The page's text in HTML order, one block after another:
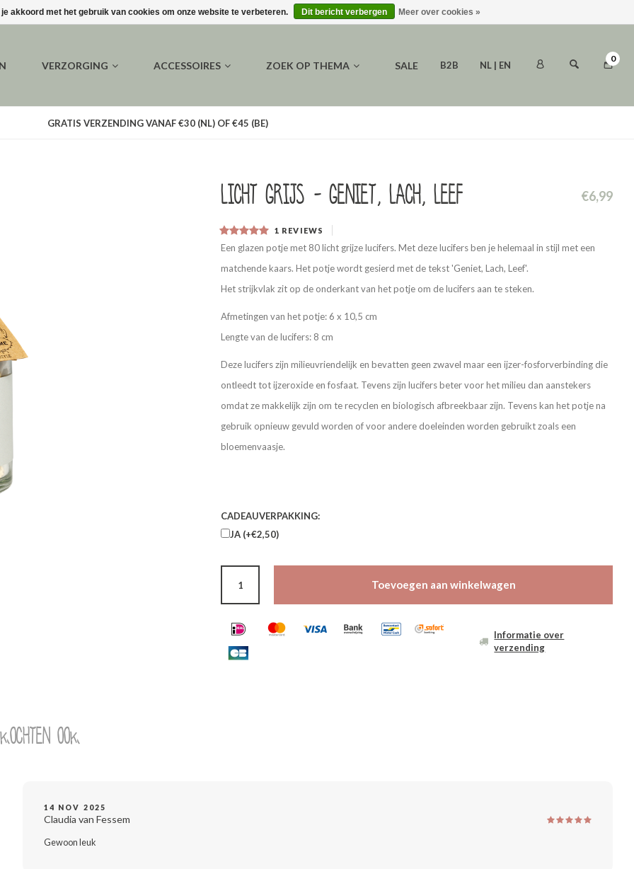
VERZORGING ACCESSOIRES ZOEK OP THEMA SALE B2B NL | EN
0
GRATIS VERZENDING VANAF €30 (NL) OF €45 (BE)
Licht grijs - Geniet, lach, leef €6,99
1 REVIEWS
Een glazen potje met 80 licht grijze lucifers. Met deze lucifers ben je helemaal in stijl met een
matchende kaars. Het potje wordt gesierd met de tekst 'Geniet, Lach, Leef'.
Het strijkvlak zit op de onderkant van het potje om de lucifers aan te steken.
Afmetingen van het potje: 6 x 10,5 cm
Lengte van de lucifers: 8 cm
Deze lucifers zijn milieuvriendelijk en bevatten geen zwavel maar een ijzer-fosforverbinding die
ontleedt tot ijzeroxide en fosfaat. Tevens zijn lucifers beter voor het milieu dan aanstekers
omdat ze makkelijk zijn om te recyclen en biologisch afbreekbaar zijn. Tevens kan het potje na
gebruik opnieuw gevuld worden of voor andere doeleinden worden gebruikt zoals een
bloemenvaasje.
CADEAUVERPAKKING:
JA (+€2,50)
Toevoegen aan winkelwagen
Informatie over
verzending
ook
14 NOV 2025
Claudia van Fessem
Gewoon leuk
akkoord met het gebruik van cookies om onze website te verbeteren. Dit bericht verbergen Meer over cookies »